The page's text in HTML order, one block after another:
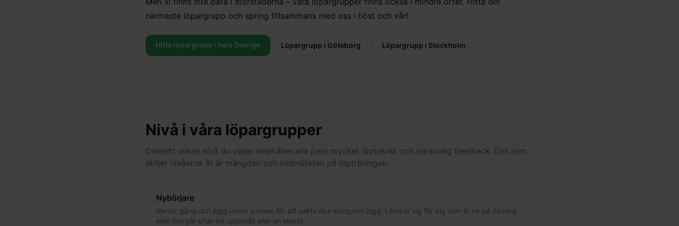
närmaste löpargrupp och spring tillsammans med oss i höst och vår!
Hitta löpargrupp i hela Sverige Löpargrupp i Göteborg Löpargrupp i Stockholm
Nivå i våra löpargrupper
Oavsett vilken nivå du väljer innehåller alla pass mycket löpteknik och personlig feedback. Det som
skiljer nivåerna åt är mängden och intensiteten på löpträningen.
Nybörjare
Varvar gång och jogg under passen för att sakta öka mängden jogg. Lämpar sig för dig som är ny på löpning
eller återgår efter ett uppehåll eller en skada.